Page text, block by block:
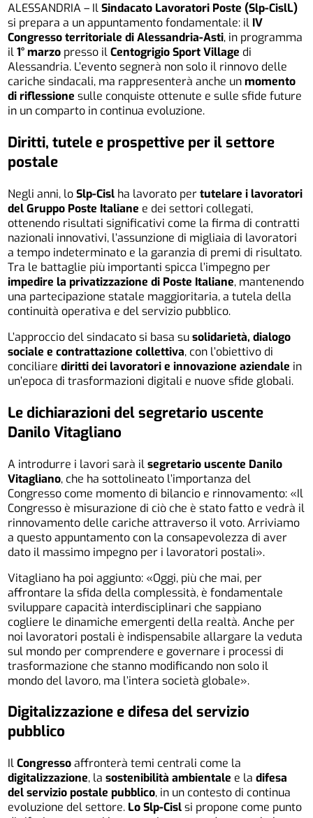
ALESSANDRIA – IlSindacato Lavoratori Poste (Slp-CislL)
si prepara a un appuntamento fondamentale: il IV
Congresso territoriale di Alessandria-Asti, in programma
il1° marzo presso ilCentogrigio Sport Village di
Alessandria. L’evento segnerà non solo il rinnovo delle
cariche sindacali, ma rappresenterà anche unmomento
di riflessione sulle conquiste ottenute e sulle sfide future
in un comparto in continua evoluzione.
Diritti, tutele e prospettive per il settore
postale
Negli anni, loSlp-Cisl ha lavorato pertutelare i lavoratori
del Gruppo Poste Italiane e dei settori collegati,
ottenendo risultati significativi come la firma di contratti
nazionali innovativi, l’assunzione di migliaia di lavoratori
a tempo indeterminato e la garanzia di premi di risultato.
Tra le battaglie più importanti spicca l’impegno per
impedire la privatizzazione di Poste Italiane, mantenendo
una partecipazione statale maggioritaria, a tutela della
continuità operativa e del servizio pubblico.
L’approccio del sindacato si basa susolidarietà, dialogo
sociale e contrattazione collettiva, con l’obiettivo di
conciliarediritti dei lavoratori e innovazione aziendale in
un’epoca di trasformazioni digitali e nuove sfide globali.
Le dichiarazioni del segretario uscente
Danilo Vitagliano
A introdurre i lavori sarà ilsegretario uscente Danilo
Vitagliano, che ha sottolineato l’importanza del
Congresso come momento di bilancio e rinnovamento: «Il
Congresso è misurazione di ciò che è stato fatto e vedrà il
rinnovamento delle cariche attraverso il voto. Arriviamo
a questo appuntamento con la consapevolezza di aver
dato il massimo impegno per i lavoratori postali».
Vitagliano ha poi aggiunto: «Oggi, più che mai, per
affrontare la sfida della complessità, è fondamentale
sviluppare capacità interdisciplinari che sappiano
cogliere le dinamiche emergenti della realtà. Anche per
noi lavoratori postali è indispensabile allargare la veduta
sul mondo per comprendere e governare i processi di
trasformazione che stanno modificando non solo il
mondo del lavoro, ma l’intera società globale».
Digitalizzazione e difesa del servizio
pubblico
IlCongressoaffronterà temi centrali come la
digitalizzazione, lasostenibilità ambientale e ladifesa
del servizio postale pubblico, in un contesto di continua
evoluzione del settore. Lo Slp-Cislsi propone come punto